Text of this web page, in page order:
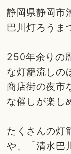
静岡県静岡市
巴川灯ろうま
250年余りの
な灯籠流しの
商店街の夜市
な催しが楽し
たくさんの灯
や、「清水巴